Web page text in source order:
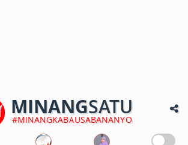
MINANGSATU
#MINANGKABAUSABANANYO